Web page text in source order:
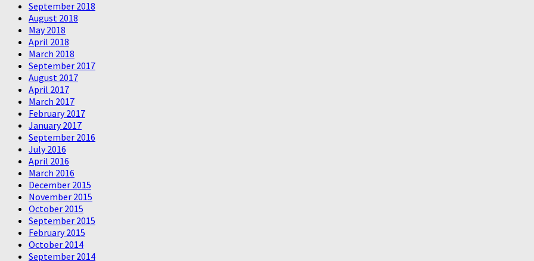
September 2018
August 2018
May 2018
April 2018
March 2018
September 2017
August 2017
April 2017
March 2017
February 2017
January 2017
September 2016
July 2016
April 2016
March 2016
December 2015
November 2015
October 2015
September 2015
February 2015
October 2014
September 2014